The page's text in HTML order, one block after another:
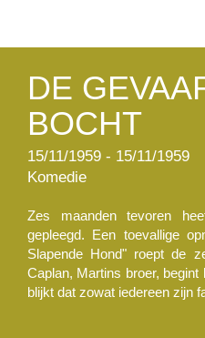
DE
BOCHT
15/11/1959 - 15/11/1959
Komedie
Zes maanden tevoren
gepleegd. Een toevallige
Slapende Hond" roept de
Caplan, Martins broer,
blijkt dat zowat iedereen zijn